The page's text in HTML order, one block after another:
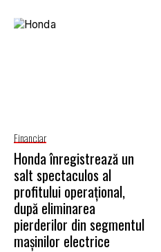
Financiar
Honda înregistrează un
salt spectaculos al
profitului operațional,
după eliminarea
pierderilor din segmentul
mașinilor electrice